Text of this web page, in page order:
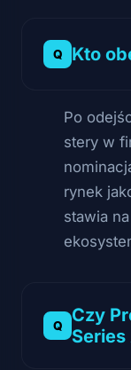
Kto
Po
stery w
rynek
stawia
Czy
Series